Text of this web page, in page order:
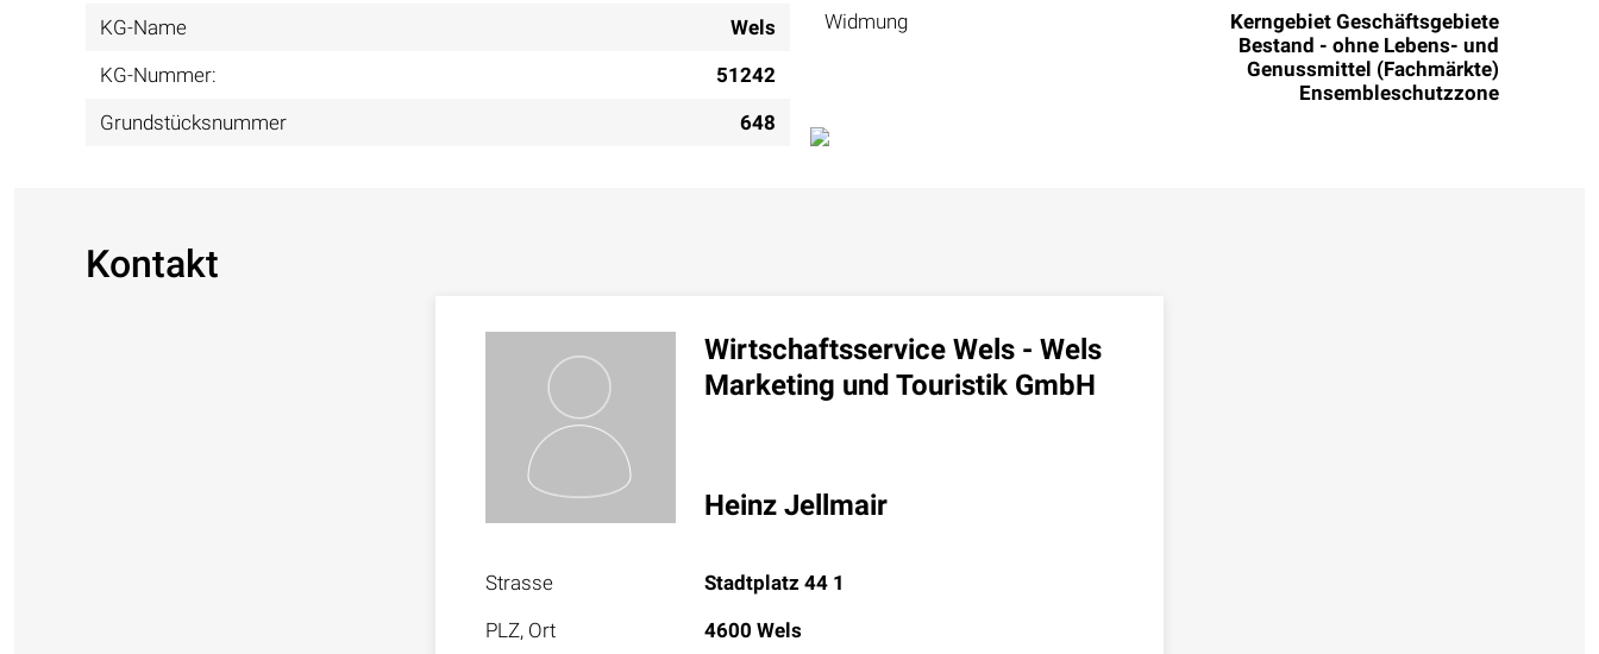
KG-Name
Wels
KG-Nummer:
51242
Grundstücksnummer
648
Widmung
Kerngebiet Geschäftsgebiete
Bestand - ohne Lebens- und
Genussmittel (Fachmärkte)
Ensembleschutzzone
Kontakt
Wirtschaftsservice Wels - Wels
Marketing und Touristik GmbH
Heinz Jellmair
Strasse
Stadtplatz 44 1
PLZ, Ort
4600 Wels